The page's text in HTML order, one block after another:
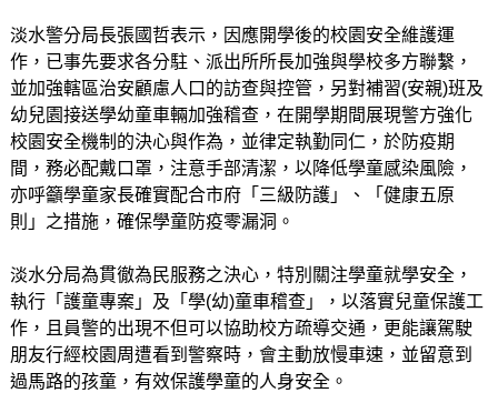
淡水警分局長張國哲表示，因應開學後的校園安全維護運
作，已事先要求各分駐、派出所所長加強與學校多方聯繫，
並加強轄區治安顧慮人口的訪查與控管，另對補習(安親)班及
幼兒園接送學幼童車輛加強稽查，在開學期間展現警方強化
校園安全機制的決心與作為，並律定執勤同仁，於防疫期
間，務必配戴口罩，注意手部清潔，以降低學童感染風險，
亦呼籲學童家長確實配合市府「三級防護」、「健康五原
則」之措施，確保學童防疫零漏洞。
淡水分局為貫徹為民服務之決心，特別關注學童就學安全，
執行「護童專案」及「學(幼)童車稽查」，以落實兒童保護工
作，且員警的出現不但可以協助校方疏導交通，更能讓駕駛
朋友行經校園周遭看到警察時，會主動放慢車速，並留意到
過馬路的孩童，有效保護學童的人身安全。